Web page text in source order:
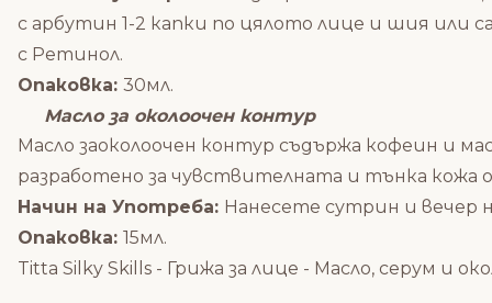
с арбутин 1-2 капки по цялото лице и шия
с Ретинол.
Опаковка: 30мл.
Масло за околоочен контур
Масло заоколоочен контур съдържа кофеин и
разработено за чувствителната и тънка кожа
Начин на Употреба: Нанесете сутрин и вечер
Опаковка: 15мл.
Titta Silky Skills - Грижа за лице - Масло, серум и